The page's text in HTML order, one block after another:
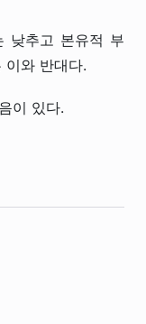
낮추고 본유적 부
이와 반대다.
이 있다.